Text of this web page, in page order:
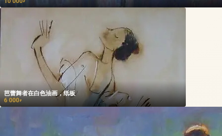
₽
芭蕾舞者在白色油画，纸板
6 000₽